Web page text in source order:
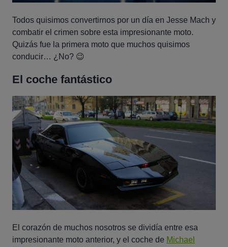
Todos quisimos convertirnos por un día en Jesse Mach y
combatir el crimen sobre esta impresionante moto.
Quizás fue la primera moto que muchos quisimos
conducir… ¿No? 😉
El coche fantástico
El corazón de muchos nosotros se dividía entre esa
impresionante moto anterior, y el coche de Michael